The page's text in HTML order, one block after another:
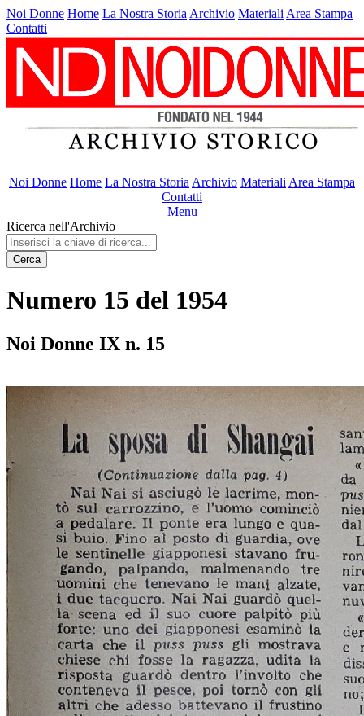
Noi Donne Home La Nostra Storia Archivio Materiali Area Stampa
Contatti
Noi Donne Home La Nostra Storia Archivio Materiali Area Stampa
Contatti
Menu
Ricerca nell'Archivio
Cerca
Numero 15 del 1954
Noi Donne IX n. 15